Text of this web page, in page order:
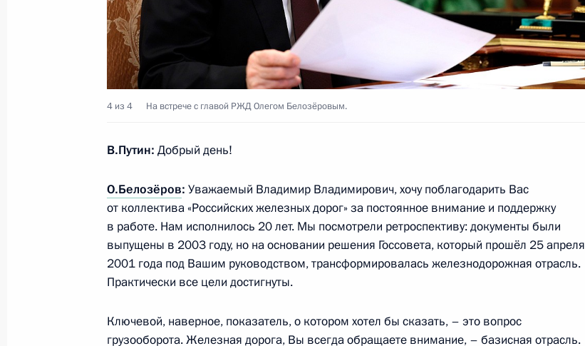
Совместное заседание комиссий Госсовета по направлениям
«Транспорт», «Энергетика» и президиума Правительственной
комиссии по транспорту
27 марта 2024 года, 16:00
энергоблока Ленинградской АЭС
Совещание по строительству высокоскоростной
15 февраля 2024 года, 22:00
4 из 4 На встрече с главой РЖД Олегом Белозёровым.
В.Путин: Добрый день!
О.Белозёров: Уважаемый Владимир Владимирович, хочу поблагодарить Вас
от коллектива «Российских железных дорог» за постоянное внимание и поддержку
в работе. Нам исполнилось 20 лет. Мы посмотрели ретроспективу: документы были
выпущены в 2003 году, но на основании решения Госсовета, который прошёл 25 апреля
2001 года под Вашим руководством, трансформировалась железнодорожная отрасль.
Практически все цели достигнуты.
Ключевой, наверное, показатель, о котором хотел бы сказать, – это вопрос
грузооборота. Железная дорога, Вы всегда обращаете внимание, – базисная отрасль.